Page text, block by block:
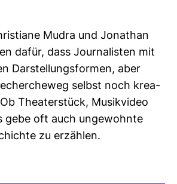
Mudra und Jona­than
dafür, dass Jour­na­listen mit
Dar­stel­lungs­formen, aber
selbst noch krea­
Thea­ter­stück, Musik­video
gebe oft auch unge­wohnte
zu erzählen.